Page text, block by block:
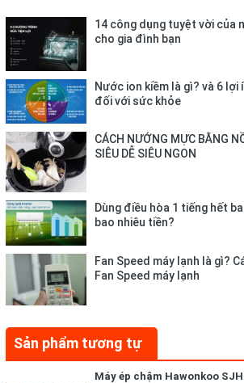
Lớp chống dính Okitsumo Nhật Bản cao
Chảo chống dính GSC428 được phủ lớp
Bề mặt chống dính cao cấp dễ dàng vệ
trạng bong tróc
14 công dụng tuyệt vời của
cho gia đình bạn
Nước ion kiềm là gì? và 6
đối với sức khỏe
CÁCH NƯỚNG MỰC BẰNG
SIÊU DỄ SIÊU NGON
Dùng điều hòa 1 tiếng hết
bao nhiêu tiền?
Fan Speed máy lạnh là gì?
Fan Speed máy lạnh
Sản phẩm tương tự
Máy ép chậm Hawonkoo